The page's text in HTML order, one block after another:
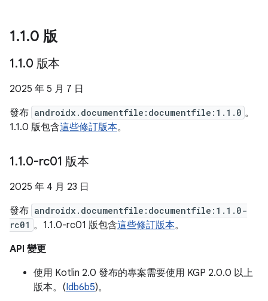
1.1.0 版
1.1.0 版本
2025 年 5 月 7 日
發布 androidx.documentfile:documentfile:1.1.0 。
1.1.0 版包含這些修訂版本。
1.1.0-rc01 版本
2025 年 4 月 23 日
發布 androidx.documentfile:documentfile:1.1.0-
rc01 。1.1.0-rc01 版包含這些修訂版本。
API 變更
使用 Kotlin 2.0 發布的專案需要使用 KGP 2.0.0 以上
版本。(Idb6b5)。